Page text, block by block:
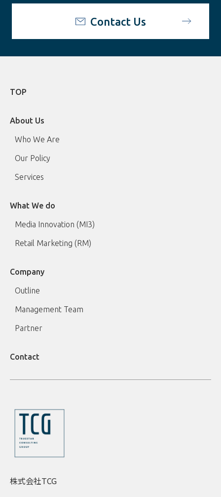
Contact Us
TOP
About Us
Who We Are
Our Policy
Services
What We do
Media Innovation (MI3)
Retail Marketing (RM)
Company
Outline
Management Team
Partner
Contact
株式会社TCG